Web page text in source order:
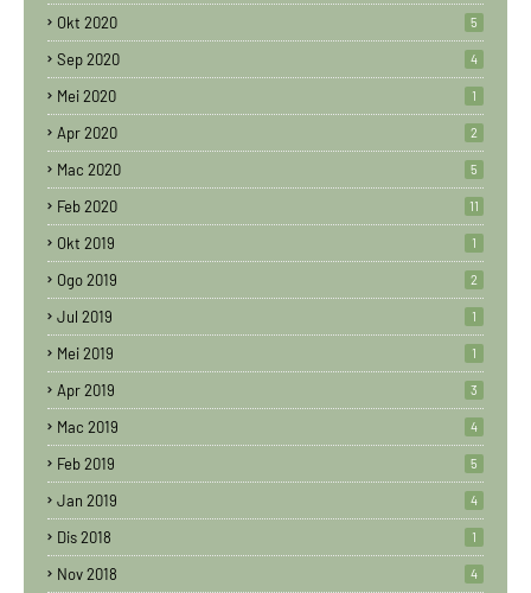
Okt 2020 5
Sep 2020 4
Mei 2020 1
Apr 2020 2
Mac 2020 5
Feb 2020 11
Okt 2019 1
Ogo 2019 2
Jul 2019 1
Mei 2019 1
Apr 2019 3
Mac 2019 4
Feb 2019 5
Jan 2019 4
Dis 2018 1
Nov 2018 4